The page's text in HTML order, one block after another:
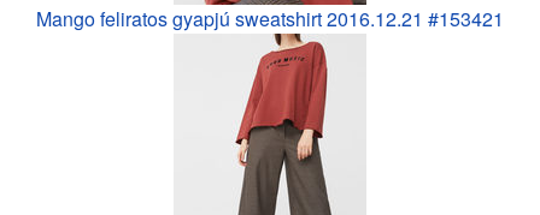
Mango feliratos gyapjú sweatshirt 2016.12.21 #153421